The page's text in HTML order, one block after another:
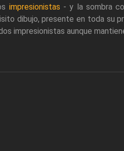
impresionistas - y la sombra
dibujo, presente en toda su
impresionistas aunque